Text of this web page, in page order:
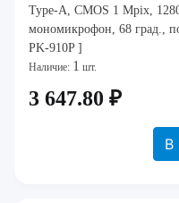
Type-A, CMOS 1 Mpix,
мономикрофон, 68 град.,
PK-910P ]
Наличие: 1 шт.
3 647.80 ₽
В